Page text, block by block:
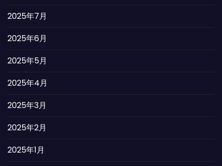
2025年7月
2025年6月
2025年5月
2025年4月
2025年3月
2025年2月
2025年1月